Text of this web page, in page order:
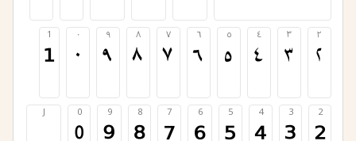
٢
٢
٣
٣
٤
٤
٥
٥
٦
٦
٧
٧
٨
٨
٩
٩
٠
٠
1
1
2
3
4
5
6
7
8
9
0
J